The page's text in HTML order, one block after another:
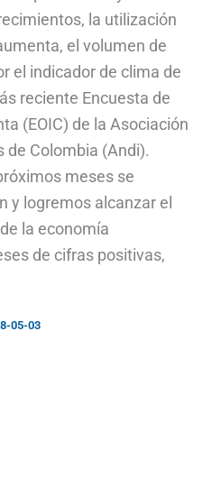
la utilización
el volumen de
el indicador de clima de
reciente Encuesta de
(EOIC) de la Asociación
de Colombia (Andi).
meses se
y logremos alcanzar el
la economía
de cifras positivas,
05-03